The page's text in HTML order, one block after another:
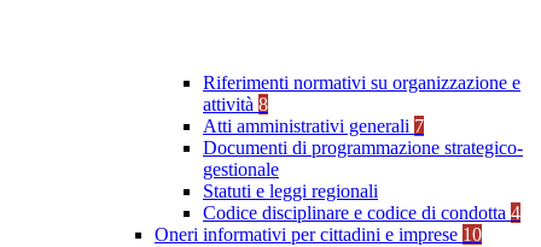
Riferimenti normativi su organizzazione e
attività 8
Atti amministrativi generali 7
Documenti di programmazione strategico-
gestionale
Statuti e leggi regionali
Codice disciplinare e codice di condotta 4
Oneri informativi per cittadini e imprese 10